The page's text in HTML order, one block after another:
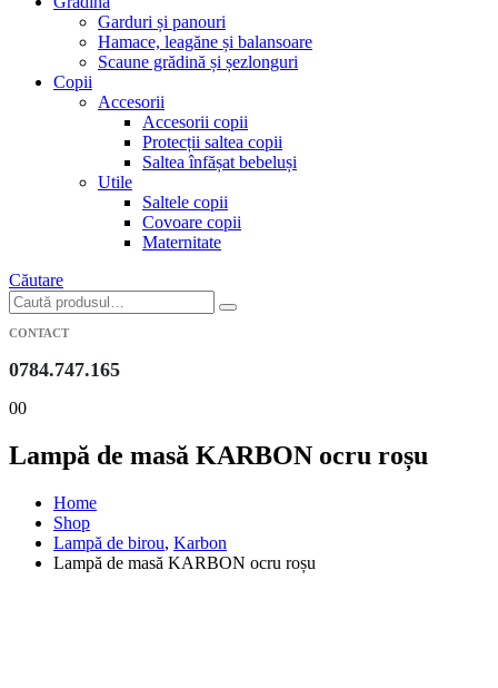
Garduri și panouri
Hamace, leagăne și balansoare
Scaune grădină și șezlonguri
Copii
Accesorii
Accesorii copii
Protecții saltea copii
Saltea înfășat bebeluși
Utile
Saltele copii
Covoare copii
Maternitate
Căutare
CONTACT
0784.747.165
00
Lampă de masă KARBON ocru roșu
Home
Shop
Lampă de birou, Karbon
Lampă de masă KARBON ocru roșu